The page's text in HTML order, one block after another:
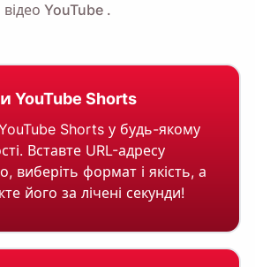
відео YouTube.
YouTube Shorts
Shorts у будь-якому
Вставте URL-адресу
виберіть формат і якість, а
його за лічені секунди!